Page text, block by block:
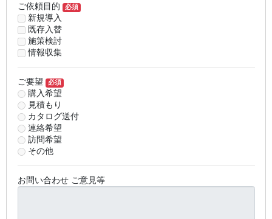
ご依頼目的 必須
新規導入
既存入替
施策検討
情報収集
ご要望 必須
購入希望
見積もり
カタログ送付
連絡希望
訪問希望
その他
お問い合わせ ご意見等